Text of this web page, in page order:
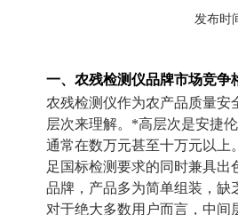
发布时
一、农残检测仪品牌市场竞争
农残检测仪作为农产品质量安
层次来理解。*高层次是安捷
通常在数万元甚至十万元以上
足国标检测要求的同时兼具
品牌，产品多为简单组装，缺
对于绝大多数用户而言，中